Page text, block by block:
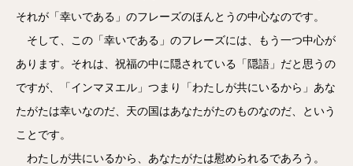
それが「幸いである」のフレーズのほんとうの中心なのです。
そして、この「幸いである」のフレーズには、もう一つ中心が
あります。それは、祝福の中に隠されている「隠語」だと思うの
ですが、「インマヌエル」つまり「わたしが共にいるから」あな
たがたは幸いなのだ、天の国はあなたがたのものなのだ、という
ことです。
わたしが共にいるから、あなたがたは慰められるであろう。